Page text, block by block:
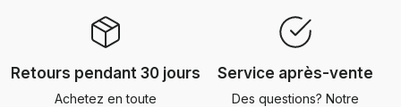
Retours pendant 30 jours
Achetez en toute
Service après-vente
Des questions? Notre